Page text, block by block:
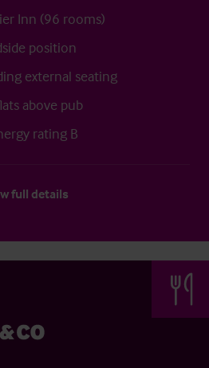
Inn (96 rooms)
position
external seating
above pub
rating B
full details